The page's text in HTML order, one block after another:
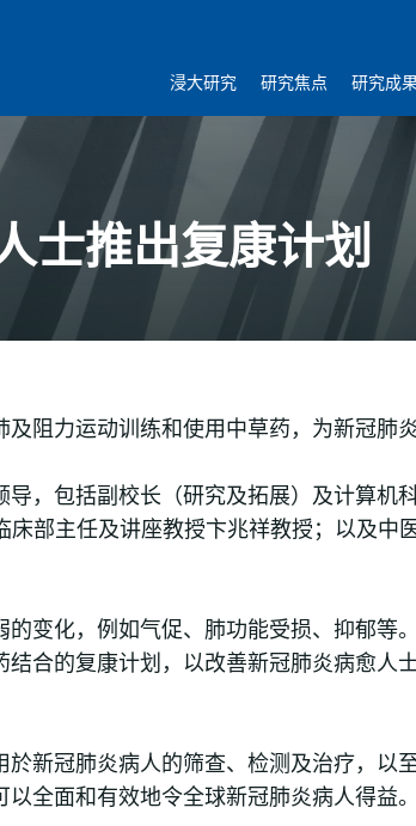
浸大研究 研究焦点 研究成
士推出复康计划
及阻力运动训练和使用中草药，为新冠肺
，包括副校长（研究及拓展）及计算机
床部主任及讲座教授卞兆祥教授；以及
变化，例如气促、肺功能受损、抑郁等
合的复康计划，以改善新冠肺炎病愈人
新冠肺炎病人的筛查、检测及治疗，以
全面和有效地令全球新冠肺炎病人得益。